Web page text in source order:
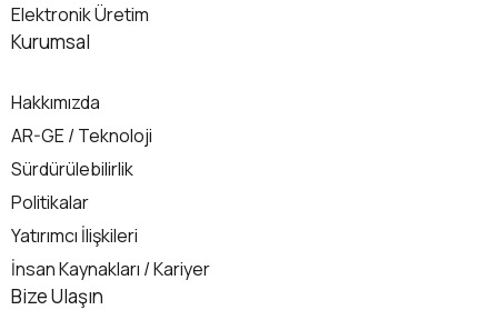
Elektronik Üretim
Kurumsal
Hakkımızda
AR-GE / Teknoloji
Sürdürülebilirlik
Politikalar
Yatırımcı İlişkileri
İnsan Kaynakları / Kariyer
İletişim
Bize Ulaşın